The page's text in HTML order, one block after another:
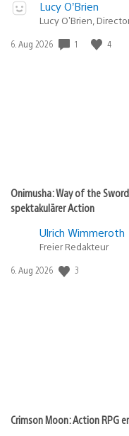
Lucy O’Brien
Lucy O’Brien,
Veröffentlichungsdatum:
6. Aug 2026 1 4
Onimusha: Way of the
spektakulärer Action
Ulrich Wimmeroth
Freier Redakteur
Veröffentlichungsdatum:
6. Aug 2026 3
Crimson Moon: Action RPG